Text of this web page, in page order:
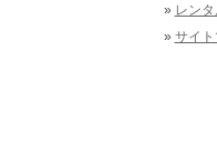
» レン
» サイ